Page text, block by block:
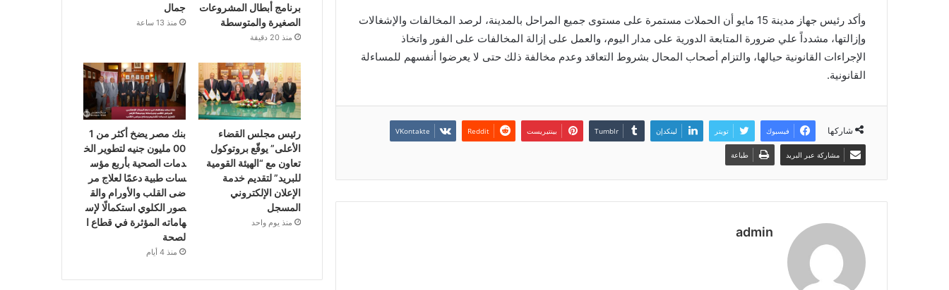
وأكد رئيس جهاز مدينة 15 مايو أن الحملات مستمرة على مستوى جميع المراحل بالمدينة، لرصد المخالفات والإشغالات
وإزالتها، مشدداً علي ضرورة المتابعة الدورية على مدار اليوم، والعمل على إزالة المخالفات على الفور واتخاذ
الإجراءات القانونية حيالها، والتزام أصحاب المحال بشروط التعاقد وعدم مخالفة ذلك حتى لا يعرضوا أنفسهم للمساءلة
القانونية.
شاركها فيسبوك تويتر لينكدإن بينتيريست
مشاركة عبر البريد طباعة
admin
برنامج أبطال المشروعات
الصغيرة والمتوسطة
منذ 20 دقيقة
جمال
منذ 13 ساعة
رئيس مجلس القضاء
الأعلى” يوقّع بروتوكول
تعاون مع “الهيئة القومية
للبريد” لتقديم خدمة
الإعلان الإلكتروني
المسجل
منذ يوم واحد
بنك مصر يضخ أكثر من 1
00 مليون جنيه لتطوير الخ
دمات الصحية بأربع مؤس
سات طبية دعمًا لعلاج مر
ضى القلب والأورام والق
صور الكلوي استكمالًا لإس
هاماته المؤثرة في قطاع ا
لصحة
منذ 4 أيام